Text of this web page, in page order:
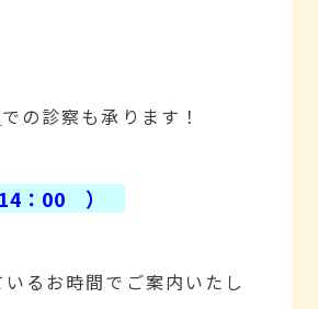
での診察も承ります！
：00 ）
るお時間でご案内いたし